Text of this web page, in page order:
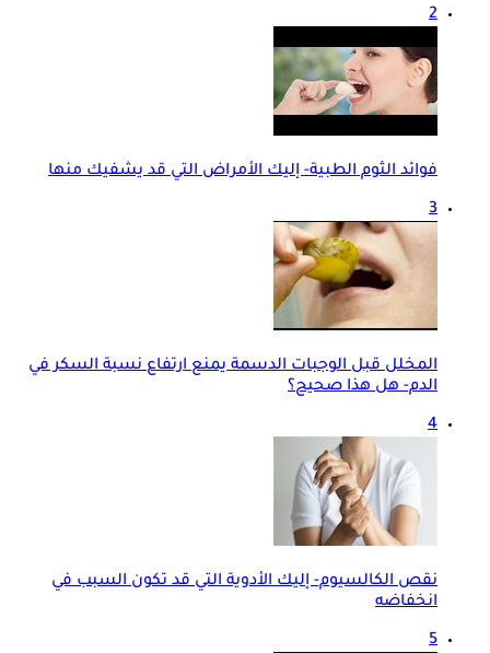
2
فوائد الثوم الطبية- إليك الأمراض التي قد يشفيك منها
3
المخلل قبل الوجبات الدسمة يمنع ارتفاع نسبة السكر في
الدم- هل هذا صحيح؟
4
نقص الكالسيوم- إليك الأدوية التي قد تكون السبب في
انخفاضه
5